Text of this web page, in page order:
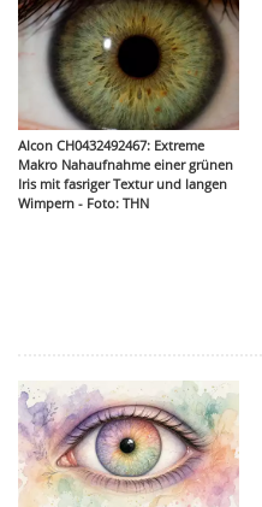
Alcon CH0432492467: Extreme
Makro Nahaufnahme einer grünen
Iris mit fasriger Textur und langen
Wimpern - Foto: THN